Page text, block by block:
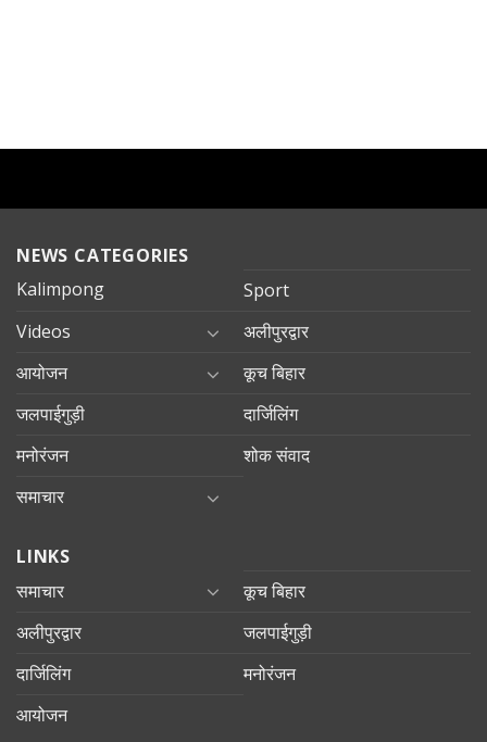
NEWS CATEGORIES
Kalimpong
Sport
Videos
अलीपुरद्वार
आयोजन
कूच बिहार
जलपाईगुड़ी
दार्जिलिंग
मनोरंजन
शोक संवाद
समाचार
LINKS
समाचार
कूच बिहार
अलीपुरद्वार
जलपाईगुड़ी
दार्जिलिंग
मनोरंजन
आयोजन